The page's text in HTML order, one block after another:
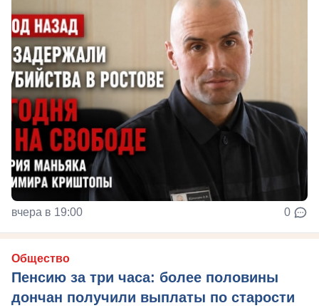
вчера в 19:00 0
Общество
Пенсию за три часа: более половины
дончан получили выплаты по старости